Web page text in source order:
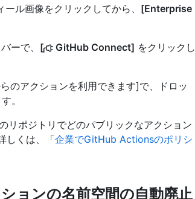
ル画像をクリックしてから、 [Enterprise
ーで、 [ GitHub Connect] をクリックし
のアクションを利用できます]で、ドロッ
。
ポジトリでどのパブリックなアクション
しくは、「企業でGitHub Actionsのポリシ
ョンの名前空間の自動廃止